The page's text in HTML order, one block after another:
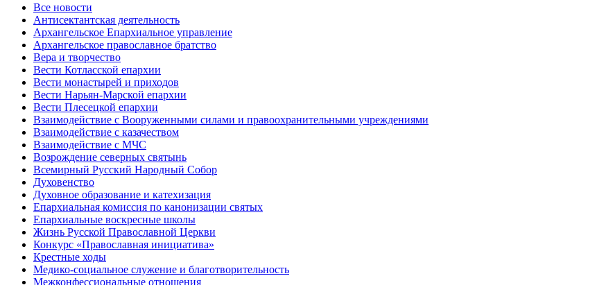
Все новости
Антисектантская деятельность
Архангельское Епархиальное управление
Архангельское православное братство
Вера и творчество
Вести Котласской епархии
Вести монастырей и приходов
Вести Нарьян-Марской епархии
Вести Плесецкой епархии
Взаимодействие с Вооруженными силами и правоохранительными учреждениями
Взаимодействие с казачеством
Взаимодействие с МЧС
Возрождение северных святынь
Всемирный Русский Народный Собор
Духовенство
Духовное образование и катехизация
Епархиальная комиссия по канонизации святых
Епархиальные воскресные школы
Жизнь Русской Православной Церкви
Конкурс «Православная инициатива»
Крестные ходы
Медико-социальное служение и благотворительность
Межконфессиональные отношения